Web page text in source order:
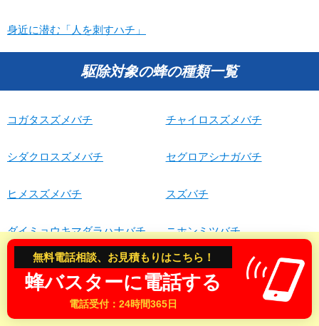
身近に潜む「人を刺すハチ」
駆除対象の蜂の種類一覧
コガタスズメバチ チャイロスズメバチ
シダクロスズメバチ セグロアシナガバチ
ヒメスズメバチ スズバチ
ダイミョウキマダラハナバチ ニホンミツバチ
セイヨウミツバチ ババムカシ ハナバチ
オオフタオビドロバチ キアシナガバチ
無料電話相談、お見積もりはこちら！
蜂バスターに電話する
電話受付：24時間365日